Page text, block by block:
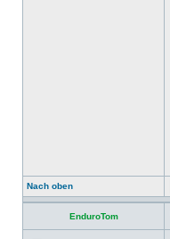
Nach oben
EnduroTom